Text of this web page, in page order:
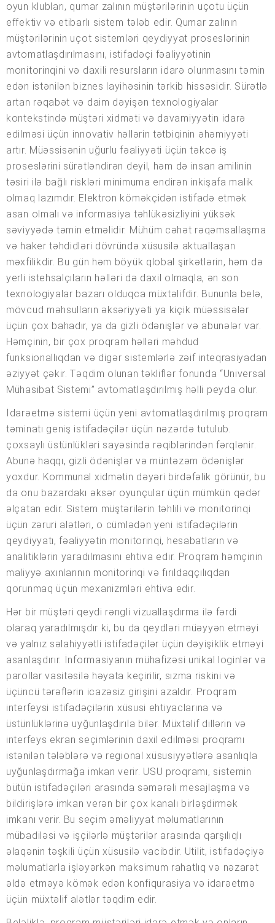
oyun klubları, qumar zalının müştərilərinin uçotu üçün
effektiv və etibarlı sistem tələb edir. Qumar zalının
müştərilərinin uçot sistemləri qeydiyyat proseslərinin
avtomatlaşdırılmasını, istifadəçi fəaliyyətinin
monitorinqini və daxili resursların idarə olunmasını təmin
edən istənilən biznes layihəsinin tərkib hissəsidir. Sürətlə
artan rəqabət və daim dəyişən texnologiyalar
kontekstində müştəri xidməti və davamiyyətin idarə
edilməsi üçün innovativ həllərin tətbiqinin əhəmiyyəti
artır. Müəssisənin uğurlu fəaliyyəti üçün təkcə iş
proseslərini sürətləndirən deyil, həm də insan amilinin
təsiri ilə bağlı riskləri minimuma endirən inkişafa malik
olmaq lazımdır. Elektron köməkçidən istifadə etmək
asan olmalı və informasiya təhlükəsizliyini yüksək
səviyyədə təmin etməlidir. Mühüm cəhət rəqəmsallaşma
və haker təhdidləri dövründə xüsusilə aktuallaşan
məxfilikdir. Bu gün həm böyük qlobal şirkətlərin, həm də
yerli istehsalçıların həlləri də daxil olmaqla, ən son
texnologiyalar bazarı olduqca müxtəlifdir. Bununla belə,
mövcud məhsulların əksəriyyəti ya kiçik müəssisələr
üçün çox bahadır, ya da gizli ödənişlər və abunələr var.
Həmçinin, bir çox proqram həlləri məhdud
funksionallıqdan və digər sistemlərlə zəif inteqrasiyadan
əziyyət çəkir. Təqdim olunan təkliflər fonunda “Universal
Mühasibat Sistemi” avtomatlaşdırılmış həlli peyda olur.
İdarəetmə sistemi üçün yeni avtomatlaşdırılmış proqram
təminatı geniş istifadəçilər üçün nəzərdə tutulub.
çoxsaylı üstünlükləri sayəsində rəqiblərindən fərqlənir.
Abunə haqqı, gizli ödənişlər və müntəzəm ödənişlər
yoxdur. Kommunal xidmətin dəyəri birdəfəlik görünür, bu
da onu bazardakı əksər oyunçular üçün mümkün qədər
əlçatan edir. Sistem müştərilərin təhlili və monitorinqi
üçün zəruri alətləri, o cümlədən yeni istifadəçilərin
qeydiyyatı, fəaliyyətin monitorinqi, hesabatların və
analitiklərin yaradılmasını ehtiva edir. Proqram həmçinin
maliyyə axınlarının monitorinqi və fırıldaqçılıqdan
qorunmaq üçün mexanizmləri ehtiva edir.
Hər bir müştəri qeydi rəngli vizuallaşdırma ilə fərdi
olaraq yaradılmışdır ki, bu da qeydləri müəyyən etməyi
və yalnız səlahiyyətli istifadəçilər üçün dəyişiklik etməyi
asanlaşdırır. İnformasiyanın mühafizəsi unikal loginlər və
parollar vasitəsilə həyata keçirilir, sızma riskini və
üçüncü tərəflərin icazəsiz girişini azaldır. Proqram
interfeysi istifadəçilərin xüsusi ehtiyaclarına və
üstünlüklərinə uyğunlaşdırıla bilər. Müxtəlif dillərin və
interfeys ekran seçimlərinin daxil edilməsi proqramı
istənilən tələblərə və regional xüsusiyyətlərə asanlıqla
uyğunlaşdırmağa imkan verir. USU proqramı, sistemin
bütün istifadəçiləri arasında səmərəli mesajlaşma və
bildirişlərə imkan verən bir çox kanalı birləşdirmək
imkanı verir. Bu seçim əməliyyat məlumatlarının
mübadiləsi və işçilərlə müştərilər arasında qarşılıqlı
əlaqənin təşkili üçün xüsusilə vacibdir. Utilit, istifadəçiyə
məlumatlarla işləyərkən maksimum rahatlıq və nəzarət
əldə etməyə kömək edən konfiqurasiya və idarəetmə
üçün müxtəlif alətlər təqdim edir.